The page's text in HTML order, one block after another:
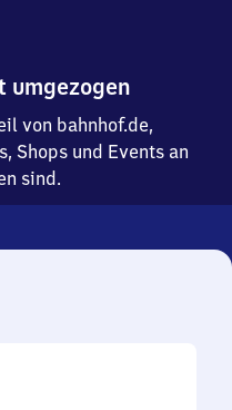
von bahnhof.de,
Shops und Events an
sind.